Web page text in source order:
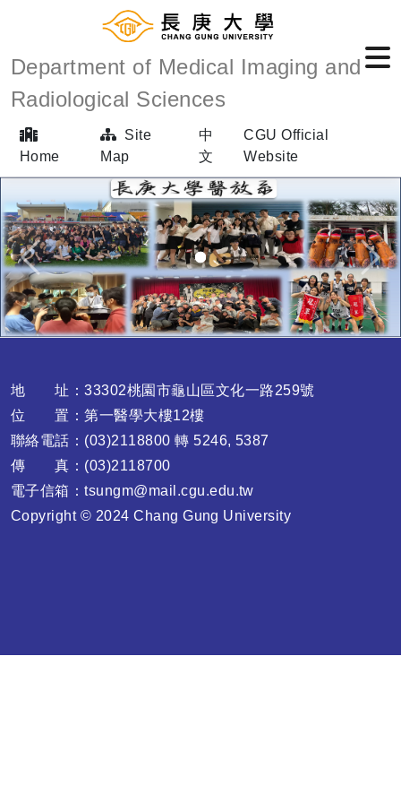
Department of Medical Imaging and
Radiological Sciences
Home
Site
Map
中
文
CGU Official
Website
Previous Next
地 址：33302桃園市龜山區文化一路259號
位 置：第一醫學大樓12樓
聯絡電話：(03)2118800 轉 5246, 5387
傳 真：(03)2118700
電子信箱：tsungm@mail.cgu.edu.tw
Copyright © 2024 C hang Gung University